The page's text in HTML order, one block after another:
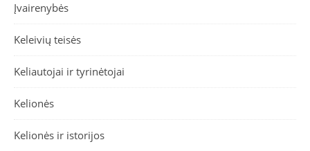
Įvairenybės
Keleivių teisės
Keliautojai ir tyrinėtojai
Kelionės
Kelionės ir istorijos